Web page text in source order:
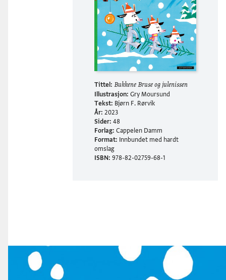
Tittel:Bukkene Bruse og julenissen
Illustrasjon:Gry Moursund
Tekst: Bjørn F. Rørvik
År: 2023
Sider: 48
Forlag: Cappelen Damm
Format: Innbundet med hardt
omslag
ISBN: 978-82-02759-68-1